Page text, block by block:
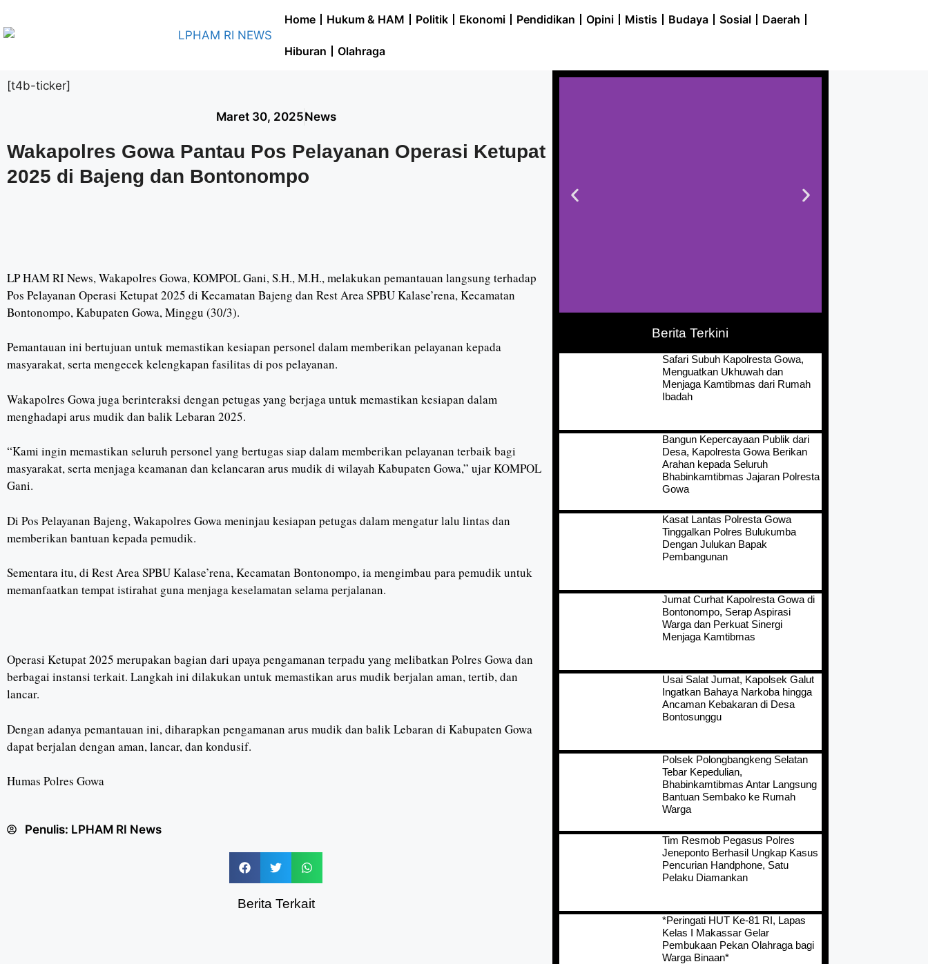
Home Hukum & HAM Politik Ekonomi Pendidikan Opini Mistis Budaya Sosial Daerah
Hiburan Olahraga
[t4b-ticker]
Maret 30, 2025News
Wakapolres Gowa Pantau Pos Pelayanan Operasi Ketupat
2025 di Bajeng dan Bontonompo
LP HAM RI News, Wakapolres Gowa, KOMPOL Gani, S.H., M.H., melakukan pemantauan langsung terhadap
Pos Pelayanan Operasi Ketupat 2025 di Kecamatan Bajeng dan Rest Area SPBU Kalase’rena, Kecamatan
Bontonompo, Kabupaten Gowa, Minggu (30/3).
Pemantauan ini bertujuan untuk memastikan kesiapan personel dalam memberikan pelayanan kepada
masyarakat, serta mengecek kelengkapan fasilitas di pos pelayanan.
Wakapolres Gowa juga berinteraksi dengan petugas yang berjaga untuk memastikan kesiapan dalam
menghadapi arus mudik dan balik Lebaran 2025.
“Kami ingin memastikan seluruh personel yang bertugas siap dalam memberikan pelayanan terbaik bagi
masyarakat, serta menjaga keamanan dan kelancaran arus mudik di wilayah Kabupaten Gowa,” ujar KOMPOL
Gani.
Di Pos Pelayanan Bajeng, Wakapolres Gowa meninjau kesiapan petugas dalam mengatur lalu lintas dan
memberikan bantuan kepada pemudik.
Sementara itu, di Rest Area SPBU Kalase’rena, Kecamatan Bontonompo, ia mengimbau para pemudik untuk
memanfaatkan tempat istirahat guna menjaga keselamatan selama perjalanan.
Operasi Ketupat 2025 merupakan bagian dari upaya pengamanan terpadu yang melibatkan Polres Gowa dan
berbagai instansi terkait. Langkah ini dilakukan untuk memastikan arus mudik berjalan aman, tertib, dan
lancar.
Dengan adanya pemantauan ini, diharapkan pengamanan arus mudik dan balik Lebaran di Kabupaten Gowa
dapat berjalan dengan aman, lancar, dan kondusif.
Humas Polres Gowa
Penulis: LPHAM RI News
Berita Terkait
Berita Terkini
Safari Subuh Kapolresta Gowa,
Menguatkan Ukhuwah dan
Menjaga Kamtibmas dari Rumah
Ibadah
Bangun Kepercayaan Publik dari
Desa, Kapolresta Gowa Berikan
Arahan kepada Seluruh
Bhabinkamtibmas Jajaran Polresta
Gowa
Kasat Lantas Polresta Gowa
Tinggalkan Polres Bulukumba
Dengan Julukan Bapak
Pembangunan
Jumat Curhat Kapolresta Gowa di
Bontonompo, Serap Aspirasi
Warga dan Perkuat Sinergi
Menjaga Kamtibmas
Usai Salat Jumat, Kapolsek Galut
Ingatkan Bahaya Narkoba hingga
Ancaman Kebakaran di Desa
Bontosunggu
Polsek Polongbangkeng Selatan
Tebar Kepedulian,
Bhabinkamtibmas Antar Langsung
Bantuan Sembako ke Rumah
Warga
Tim Resmob Pegasus Polres
Jeneponto Berhasil Ungkap Kasus
Pencurian Handphone, Satu
Pelaku Diamankan
*Peringati HUT Ke-81 RI, Lapas
Kelas I Makassar Gelar
Pembukaan Pekan Olahraga bagi
Warga Binaan*